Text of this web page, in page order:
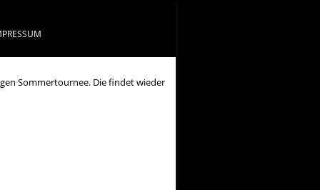
Sommertournee. Die findet wieder